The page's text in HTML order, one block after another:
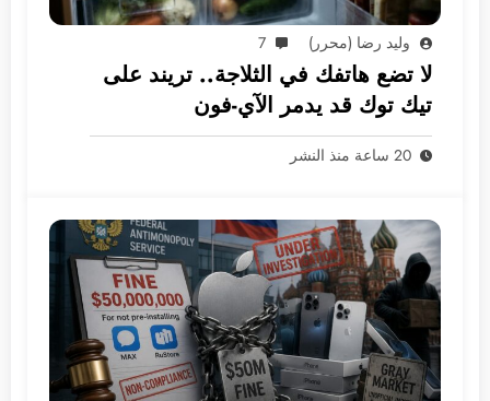
وليد رضا (محرر) 7
لا تضع هاتفك في الثلاجة.. تريند على
تيك توك قد يدمر الآي-فون
20 ساعة منذ النشر